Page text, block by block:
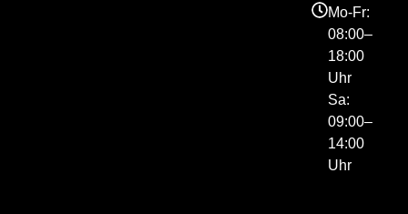
Mo-Fr:
08:00–
18:00
Uhr
Sa:
09:00–
14:00
Uhr